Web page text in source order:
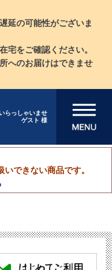
延の可能性がございま
宅をご確認ください。
へのお届けはできませ
らっしゃいませ
ゲスト 様
メニューを開
できない商品です。